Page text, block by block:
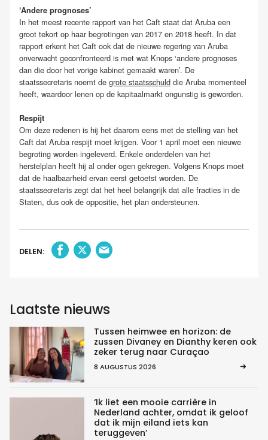
‘Andere prognoses’
In het meest recente rapport van het Caft staat dat Aruba een
groot tekort op haar begrotingen van 2017 en 2018 heeft. In dat
rapport erkent het Caft ook dat de nieuwe regering van Aruba
onverwacht geconfronteerd is met wat Knops ‘andere prognoses
dan die door het vorige kabinet gemaakt waren’. De
staatssecretaris noemt de grote staatsschuld die Aruba momenteel
heeft, waardoor lenen op de kapitaalmarkt ongunstig is geworden.
Respijt
Om deze redenen is hij het daarom eens met de stelling van het
Caft dat Aruba respijt moet krijgen. Voor 1 april moet een nieuwe
begroting worden ingeleverd. Enkele onderdelen van het
herstelplan heeft hij al onder ogen gekregen. Volgens Knops moet
dat de haalbaarheid ervan eerst getoetst worden. De
staatssecretaris zegt dat het heel belangrijk dat alle fracties in de
Staten, dus ook de oppositie, het plan ondersteunen.
DELEN:
Laatste nieuws
Tussen heimwee en horizon: de
zussen Divaney en Dianthy keren ook
zeker terug naar Curaçao
8 AUGUSTUS 2026
‘Ik liet een mooie carrière in
Nederland achter, omdat ik geloof
dat ik mijn eiland iets kan
teruggeven’